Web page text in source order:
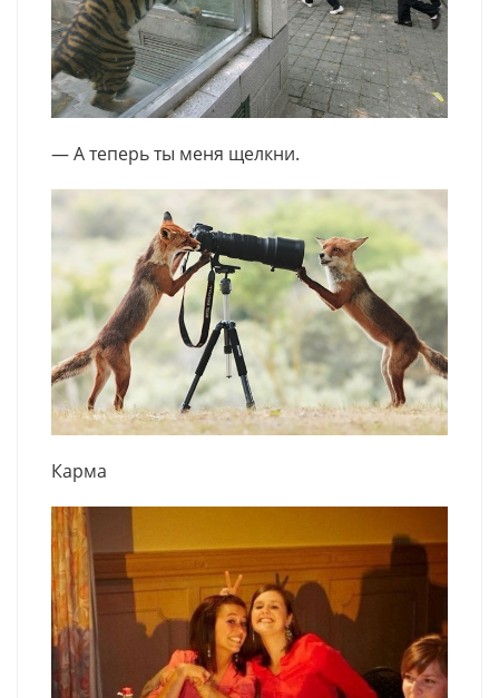
— А теперь ты меня щелкни.
Карма